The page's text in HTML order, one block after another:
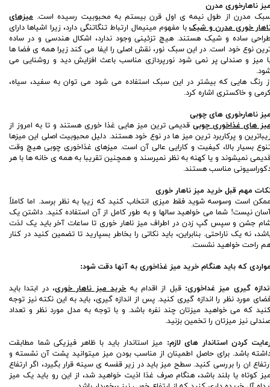
ناهارخوری مدرن
مدرن از طول نیمه ی اول قرن بیستم به محبوبیت رسیده است. میزهای
خوری مدرن و شیکبا مفهوم مینیمال ارتباط تنگاتنگی دارد، زیرا اشیاها دارای
ساده و شیک هستند. هیچ تزئینی وجود ندارد، اشکال هندسی و در ساده
نوع خود است. در این سبک نور، نقش اصلی را ایفا می کند زیرا همه ی فضا ها
میز و صندلی پر نمی شود نورپردازی مناسب باعث افزایش دید و روشنایی می
رنگ هایی که بیشتر در این سبک استفاده می شود می توان به سفید، سیاه،
و خاکستری اشاره کرد.
ناهارخوری های چوبی
های غذاخوری چوبیقدیمی ترین میز هایی غذا خوری هستند و تا به امروز از
و پرکاربرد ترین میز ها در نوع خود هستند. دلیل محبوبیت اصلی این میزها
بسیار بالا، کیفیت و کارایی عالی آن است. میزهای غذاخوری چوبی هیچ وقت
نمیشوند و یا کهنه به نظر نمیرسند و همچنین تقریبا به همه ی خانه ها با هر
مناسب هستند.
مهم قبل خرید میز ناهار خوری
است وسوسه شوید فقط میزی انتخاب کنید که زیبا به نظر برسد. اما کاملاً
نیست! شما می خواهید سالها و به طور کامل از آن استفاده کنید. داشتن یک
جشن و سپس گپ زدن در اطراف میز ناهار خوری تا ساعات آخر باید یک لذت
نه یک ناراحتی. بنابراین، باید نکاتی را بخاطر بسپارید تا تضمین کنید در کنار
راحت خواهید نشست.
که باید هنگام خرید میز غذاخوری به آنها دقت شود:
گیری میز غداخوری: قبل از اقدام یهخرید میز ناهار خوری، در ابتدا باید
مورد نظر را اندازه گیری کنید. پس از اندازه گیری، باید به این نکته نیز توجه
که می خواهید میزتان چند نفره باشد. و با توجه به مدل مورد نظر و تعداد
نیز میزتان را تخمین بزنید.
کردن استاندار های لازم: میز استاندار باید با ظاهر فیزیکی شما مطابقت
باشد. برای حاصل اطمینان از مناسب بودن میز میتوانید پشت آن نشسته و
ان را بررسی کنید. سطح میز باید در زیر قفسه ی سینه قرار بگیرد، اگر ارتفاع
کوتاه یا بلند باشد، هنگام صرف غذا اذیت خواهید شد، از این رو باید یک میز